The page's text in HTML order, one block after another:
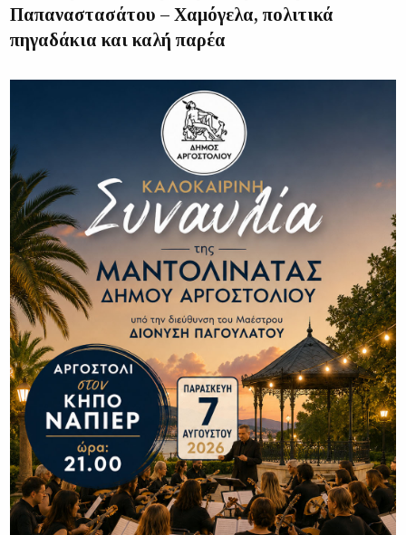
Παπαναστασάτου – Χαμόγελα, πολιτικά
πηγαδάκια και καλή παρέα